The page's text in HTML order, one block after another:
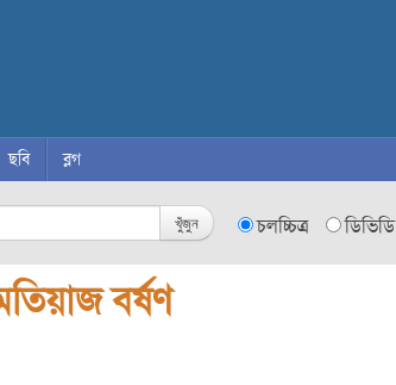
ছবি ব্লগ
খুঁজুন চলচ্চিত্র ডিভিডি
বর্ষণ